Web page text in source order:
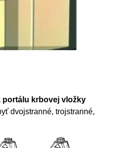
portálu krbovej vložky
dvojstranné, trojstranné,